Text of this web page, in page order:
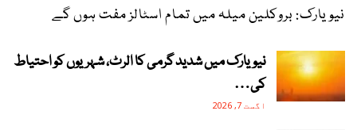
نیویارک: بروکلین میلہ میں تمام اسٹالز مفت ہوں گے
نیویارک میں شدید گرمی کا الرٹ، شہریوں کو احتیاط
کی…
اگست 7, 2026